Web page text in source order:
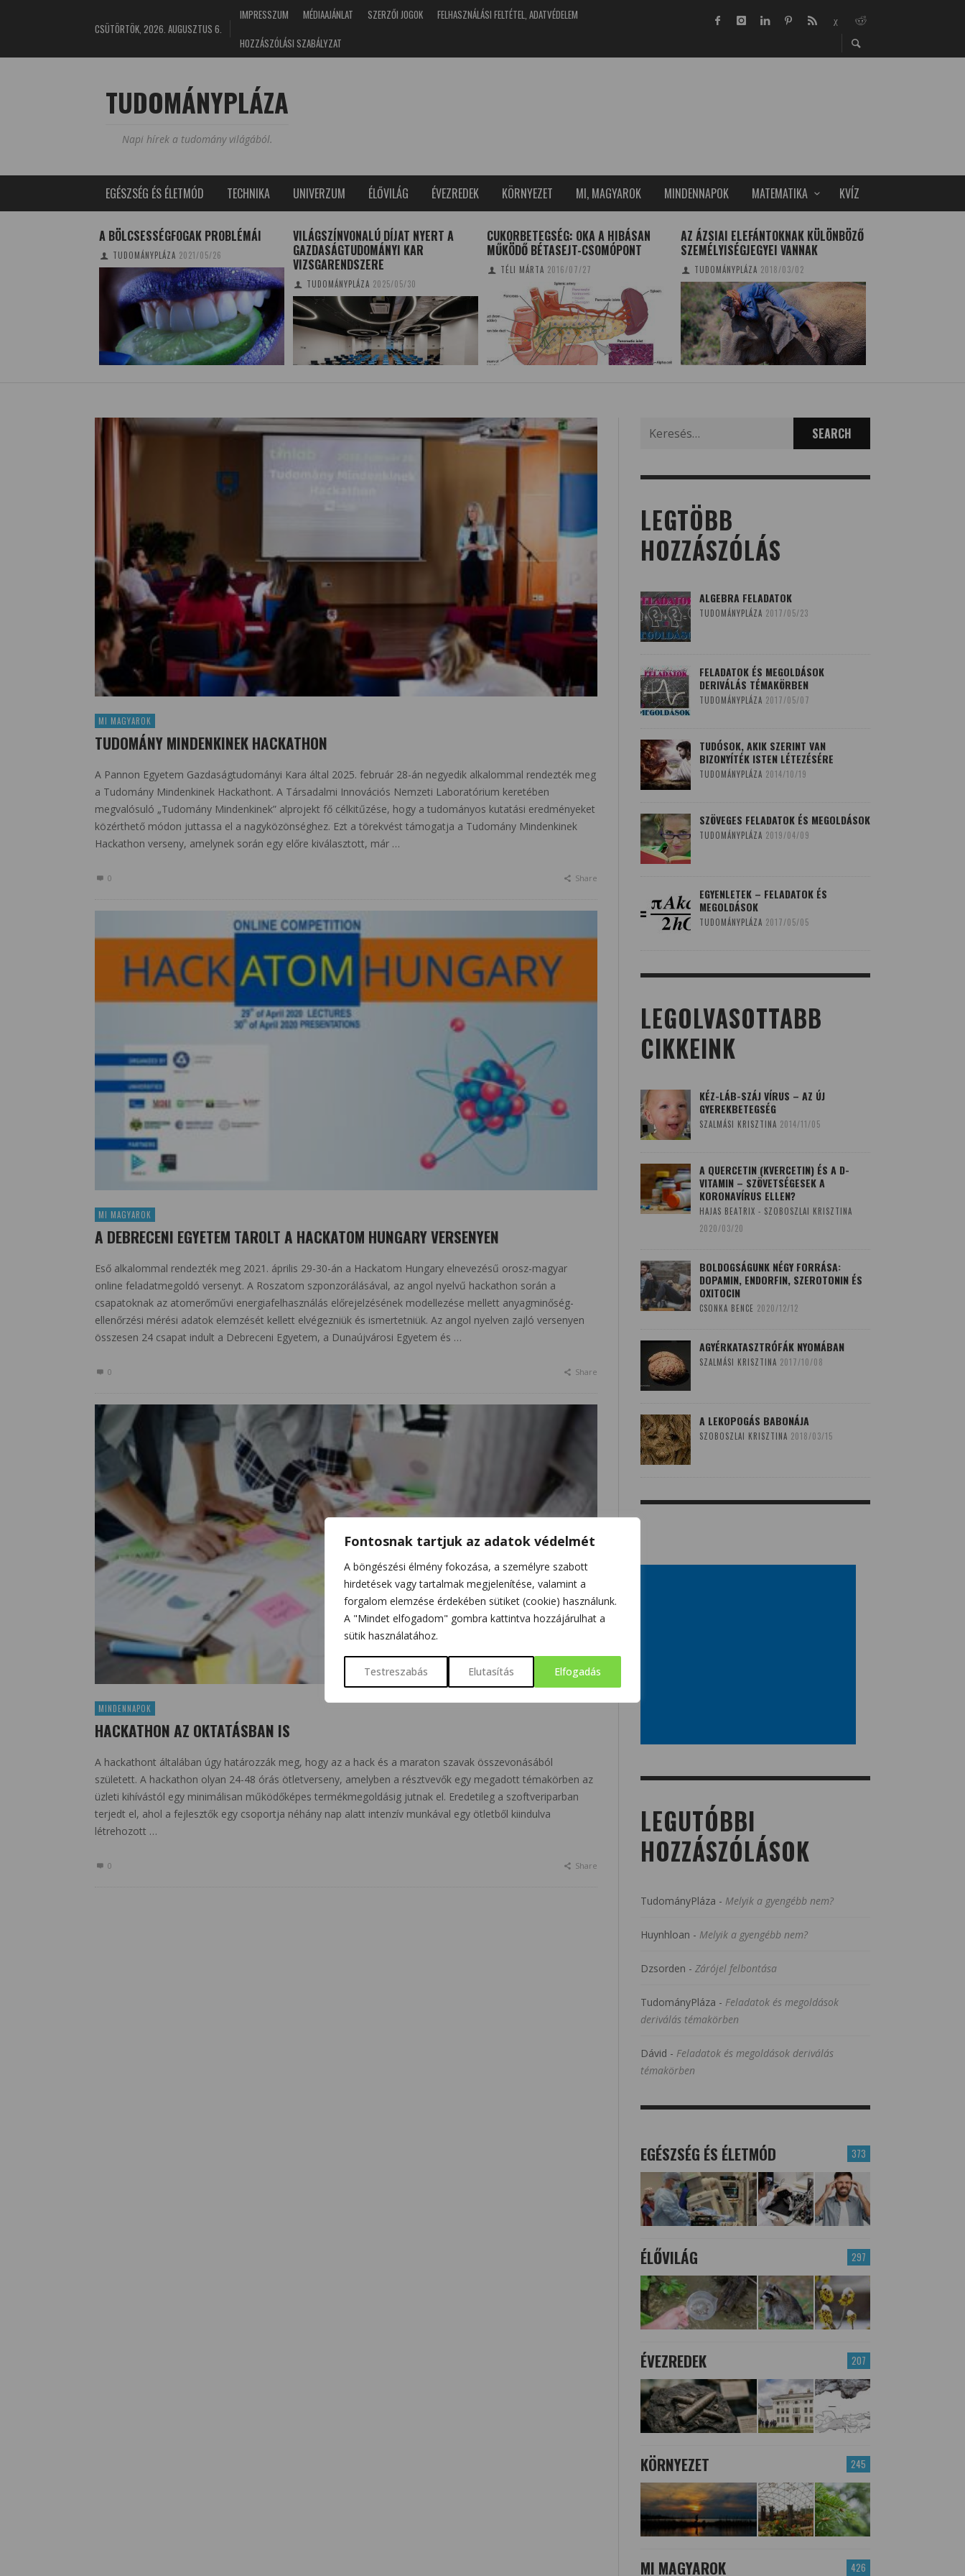
Fontosnak tartjuk az adatok védelmét
A böngészési élmény fokozása, a személyre szabott
hirdetések vagy tartalmak megjelenítése, valamint a
forgalom elemzése érdekében sütiket (cookie) használunk.
A "Mindet elfogadom" gombra kattintva hozzájárulhat a
sütik használatához.
Testreszabás Elutasítás Elfogadás
CSÜTÖRTÖK, 2026. AUGUSZTUS 6.
IMPRESSZUM MÉDIAAJÁNLAT SZERZŐI JOGOK
FELHASZNÁLÁSI FELTÉTEL, ADATVÉDELEM
HOZZÁSZÓLÁSI SZABÁLYZAT
TUDOMÁNYPLÁZA
Napi hírek a tudomány világából.
EGÉSZSÉG ÉS ÉLETMÓD TECHNIKA UNIVERZUM ÉLŐVILÁG ÉVEZREDEK KÖRNYEZET MI, MAGYAROK MINDENNAPOK MATEMATIKA KVÍZ
A BÖLCSESSÉGFOGAK PROBLÉMÁI
TUDOMÁNYPLÁZA 2021/05/26
VILÁGSZÍNVONALÚ DÍJAT NYERT A
GAZDASÁGTUDOMÁNYI KAR
VIZSGARENDSZERE
TUDOMÁNYPLÁZA 2025/05/30
CUKORBETEGSÉG: OKA A HIBÁSAN
MŰKÖDŐ BÉTASEJT-CSOMÓPONT
TÉLI MÁRTA 2016/07/27
AZ ÁZSIAI ELEFÁNTOKNAK KÜLÖNBÖZŐ
SZEMÉLYISÉGJEGYEI VANNAK
TUDOMÁNYPLÁZA 2018/03/02
MI MAGYAROK
TUDOMÁNY MINDENKINEK HACKATHON
A Pannon Egyetem Gazdaságtudományi Kara által 2025. február 28-án negyedik alkalommal rendezték meg
a Tudomány Mindenkinek Hackathont. A Társadalmi Innovációs Nemzeti Laboratórium keretében
megvalósuló „Tudomány Mindenkinek” alprojekt fő célkitűzése, hogy a tudományos kutatási eredményeket
közérthető módon juttassa el a nagyközönséghez. Ezt a törekvést támogatja a Tudomány Mindenkinek
Hackathon verseny, amelynek során egy előre kiválasztott, már …
0 Share
MI MAGYAROK
A DEBRECENI EGYETEM TAROLT A HACKATOM HUNGARY VERSENYEN
Eső alkalommal rendezték meg 2021. április 29-30-án a Hackatom Hungary elnevezésű orosz-magyar
online feladatmegoldó versenyt. A Roszatom szponzorálásával, az angol nyelvű hackathon során a
csapatoknak az atomerőművi energiafelhasználás előrejelzésének modellezése mellett anyagminőség-
ellenőrzési mérési adatok elemzését kellett elvégezniük és ismertetniük. Az angol nyelven zajló versenyen
összesen 24 csapat indult a Debreceni Egyetem, a Dunaújvárosi Egyetem és …
0 Share
MINDENNAPOK
HACKATHON AZ OKTATÁSBAN IS
A hackathont általában úgy határozzák meg, hogy az a hack és a maraton szavak összevonásából
született. A hackathon olyan 24-48 órás ötletverseny, amelyben a résztvevők egy megadott témakörben az
üzleti kihívástól egy minimálisan működőképes termékmegoldásig jutnak el. Eredetileg a szoftveriparban
terjedt el, ahol a fejlesztők egy csoportja néhány nap alatt intenzív munkával egy ötletből kiindulva
létrehozott …
0 Share
for:
LEGTÖBB
HOZZÁSZÓLÁS
ALGEBRA FELADATOK
TUDOMÁNYPLÁZA 2017/05/23
FELADATOK ÉS MEGOLDÁSOK
DERIVÁLÁS TÉMAKÖRBEN
TUDOMÁNYPLÁZA 2017/05/07
TUDÓSOK, AKIK SZERINT VAN
BIZONYÍTÉK ISTEN LÉTEZÉSÉRE
TUDOMÁNYPLÁZA 2014/10/19
SZÖVEGES FELADATOK ÉS MEGOLDÁSOK
TUDOMÁNYPLÁZA 2019/04/09
EGYENLETEK – FELADATOK ÉS
MEGOLDÁSOK
TUDOMÁNYPLÁZA 2017/05/05
LEGOLVASOTTABB
CIKKEINK
KÉZ-LÁB-SZÁJ VÍRUS – AZ ÚJ
GYEREKBETEGSÉG
SZALMÁSI KRISZTINA 2014/11/05
A QUERCETIN (KVERCETIN) ÉS A D-
VITAMIN – SZÖVETSÉGESEK A
KORONAVÍRUS ELLEN?
HAJAS BEATRIX - SZOBOSZLAI KRISZTINA
2020/03/20
BOLDOGSÁGUNK NÉGY FORRÁSA:
DOPAMIN, ENDORFIN, SZEROTONIN ÉS
OXITOCIN
CSONKA BENCE 2020/12/12
AGYÉRKATASZTRÓFÁK NYOMÁBAN
SZALMÁSI KRISZTINA 2017/10/08
A LEKOPOGÁS BABONÁJA
SZOBOSZLAI KRISZTINA 2018/03/15
LEGUTÓBBI
HOZZÁSZÓLÁSOK
TudományPláza - Melyik a gyengébb nem?
Huynhloan - Melyik a gyengébb nem?
Dzsorden - Zárójel felbontása
TudományPláza - Feladatok és megoldások
deriválás témakörben
Dávid - Feladatok és megoldások deriválás
témakörben
373
EGÉSZSÉG ÉS ÉLETMÓD
297
ÉLŐVILÁG
207
ÉVEZREDEK
245
KÖRNYEZET
426
MI MAGYAROK